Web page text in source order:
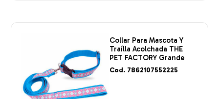
Collar Para Mascota Y
Traílla Acolchada THE
PET FACTORY Grande
Cod. 7862107552225